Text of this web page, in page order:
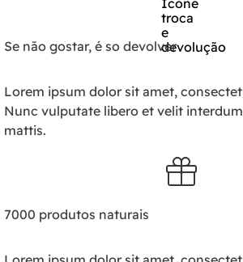
Se não gostar, é so devolver
Lorem ipsum dolor sit amet,
Nunc vulputate libero et velit
mattis.
7000 produtos naturais